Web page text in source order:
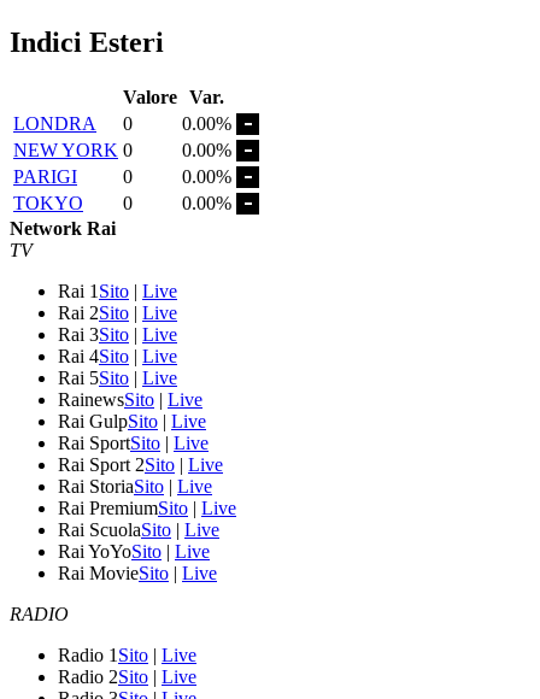
Indici Esteri
Valore Var.
LONDRA
0
0.00%
NEW YORK 0
0.00%
PARIGI
0
0.00%
TOKYO
0
0.00%
Network Rai
TV
Rai 1 Sito | Live
Rai 2Sito | Live
Rai 3Sito | Live
Rai 4Sito | Live
Rai 5Sito | Live
RainewsSito | Live
Rai GulpSito | Live
Rai SportSito | Live
Rai Sport 2Sito | Live
Rai StoriaSito | Live
Rai PremiumSito | Live
Rai ScuolaSito | Live
Rai YoYoSito | Live
Rai MovieSito | Live
RADIO
Radio 1 Sito | Live
Radio 2Sito | Live